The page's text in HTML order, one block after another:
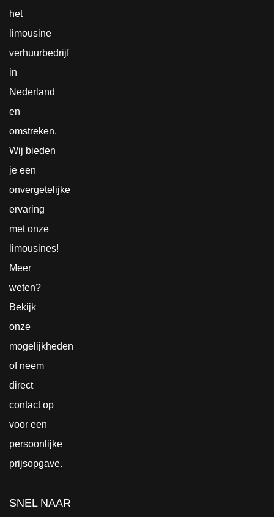
het
limousine
verhuurbedrijf
in
Nederland
en
omstreken.
Wij bieden
je een
onvergetelijke
ervaring
met onze
limousines!
Meer
weten?
Bekijk
onze
mogelijkheden
of neem
direct
contactop
voor een
persoonlijke
prijsopgave.
SNEL NAAR